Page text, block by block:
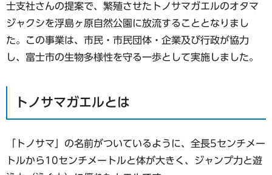
士支社さんの提案で、繁殖させたトノサマガエルのオタマ
ジャクシを浮島ヶ原自然公園に放流することとなりまし
た。この事業は、市民・市民団体・企業及び行政が協力
し、富士市の生物多様性を守る一歩として実施しました。
トノサマガエルとは
「トノサマ」の名前がついているように、全長5センチメー
トルから10センチメートルと体が大きく、ジャンプ力と遊